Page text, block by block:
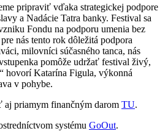
pripraviť vďaka strategickej podpore
a Nadácie Tatra banky. Festival sa
Fondu na podporu umenia bez
nás tento rok dôležitá podpora
milovníci súčasného tanca, nás
pomôže udržať festival živý,
hovorí Katarína Figula, výkonná
v pohybe.
aj priamym finančným darom TU.
systému GoOut.